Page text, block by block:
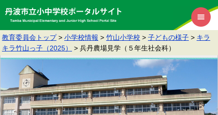
教育委員会トップ > 小学校情報 > 竹山小学校 > 子どもの様子 > キラ
キラ竹山っ子（2025）
> 兵丹農場見学（５年生社会科）